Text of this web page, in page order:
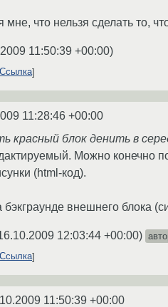
мне, что нельзя сделать то,
11:50:39 +00:00)
Ссылка
11:28:46 +00:00
красный блок денить в
Можно конечно
(html-код).
внешнего блока
12:03:44 +00:00)
Ссылка
11:50:39 +00:00